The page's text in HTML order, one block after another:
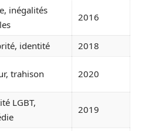
inégalités
2016
identité
2018
trahison 2020
LGBT,
2019